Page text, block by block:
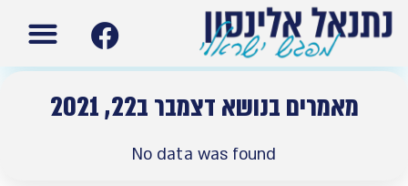
מאמרים בנושא דצמבר ב22, 2021
No data was found